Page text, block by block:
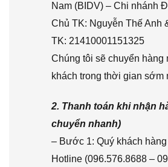
Nam (BIDV) – Chi nhánh
Chủ TK: Nguyễn Thế Anh
TK: 21410001151325
Chúng tôi sẽ chuyển hàng
khách trong thời gian sớm
2. Thanh toán khi nhận
chuyển nhanh)
– Bước 1: Quý khách
Hotline (096.576.8688 –